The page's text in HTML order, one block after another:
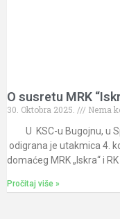
O susretu MRK
30. Oktobra 2025.
Nema
U KSC-u Bugojnu, u
odigrana je utakmica 4.
domaćeg MRK „Iskra“ i RK
Pročitaj više »